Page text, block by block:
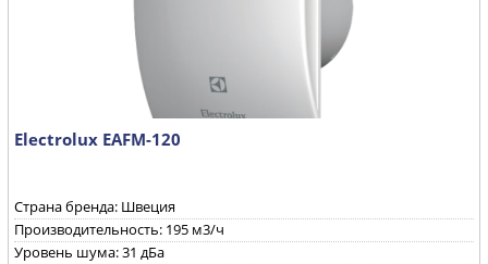
Electrolux EAFM-120
Страна бренда: Швеция
Производительность: 195 м3/ч
Уровень шума: 31 дБа